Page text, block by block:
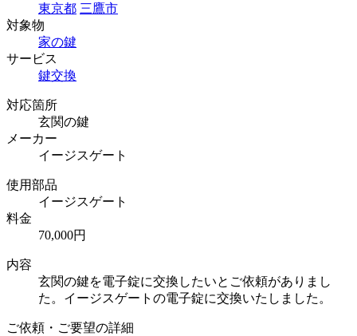
東京都 三鷹市
対象物
家の鍵
サービス
鍵交換
対応箇所
玄関の鍵
メーカー
イージスゲート
使用部品
イージスゲート
料金
70,000円
内容
玄関の鍵を電子錠に交換したいとご依頼がありまし
た。イージスゲートの電子錠に交換いたしました。
ご依頼・ご要望の詳細